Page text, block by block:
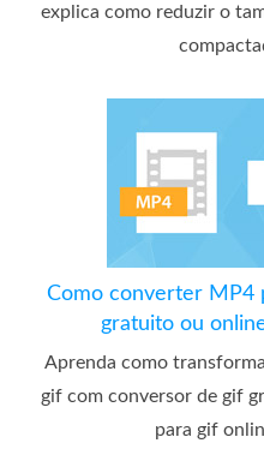
explica como reduzir o
Como converter MP4
gratuito ou
Aprenda como
gif com conversor de gif
para gif